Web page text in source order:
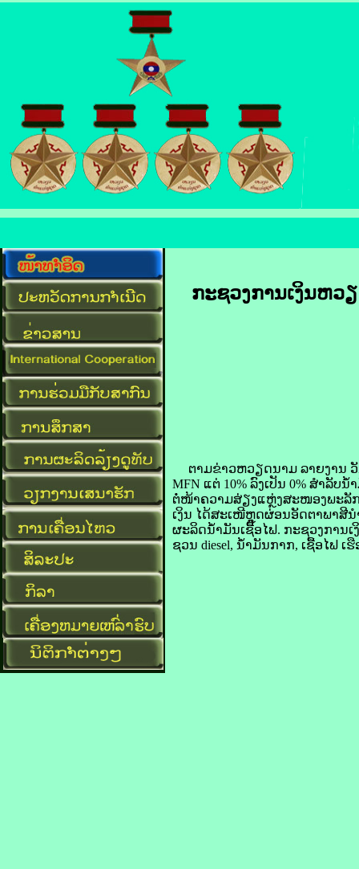
ກະຊວງ​ການ​ເງິນ​ຫວ
ຕາມ​ຂ່າວ​ຫວຽດນາມ ລາຍ​ງານ ວັ
MFN ແຕ່ 10% ລົງ​ເປັນ 0% ສຳລັບ​
ຕໍ່ໜ້າ​ຄວາມ​ສ່ຽງ​ແຫຼ່ງ​ສະໜອງ​ພະ​ລັກ​
ເງິນ ໄດ້​ສະເໜີ​ຫຼຸດຜ່ອນ​ອັດຕາ​ພາສີ​ນ
ຜະລິດ​ນ້ຳມັນ​ເຊື້ອ​ໄຟ. ກະຊວງ​ການ​ເ
ຊວນ diesel, ນ້ຳມັນ​ກາກ, ເຊື້ອ​ໄຟ ເ